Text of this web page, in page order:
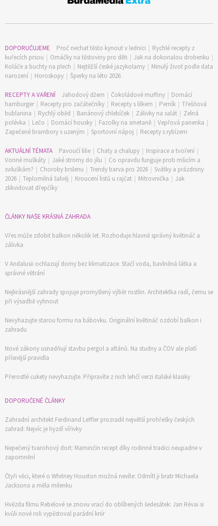
DOPORUČUJEME Proč nechat těsto kynout v lednici | Rychlé recepty z
kuřecích prsou | Omáčky na těstoviny pro děti | Jak na dokonalou drobenku |
Koláče a buchty na plech | Nejtěžší české jazykolamy | Minulý život podle data
narození | Horoskopy | Šperky na léto 2026
RECEPTY A VAŘENÍ Jahodový džem | Čokoládové muffiny | Domácí
hamburger | Recepty pro začátečníky | Recepty s lilkem | Perník | Třešňová
bublanina | Rychlý oběd | Banánový chlebíček | Zálivky na salát | Zelná
polévka | Lečo | Domácí housky | Fazolky na smetaně | Vepřová panenka |
Zapečené brambory s uzeným | Sportovní nápoj | Recepty s rybízem
AKTUÁLNÍ TÉMATA Pavoučí lilie | Chaty a chalupy | Inspirace a tvoření |
Vonné muškáty | Jaké stromy do jílu | Co opravdu funguje proti mšicím a
sviluškám? | Choroby brslenu | Trendy barva pro 2026 | Svátky a prázdniny
2026 | Teplomilná šalvěj | Kroucení listů u rajčat | Mitrovnička | Jak
zlikvidovat dřepčíky
ČLÁNKY NAŠE KRÁSNÁ ZAHRADA
Vřes může zdobit balkon několik let. Rozhoduje hlavně správný květináč a
zálivka
V Andalusii ochlazují domy bez klimatizace. Stačí voda, bavlněná látka a
správné větrání
Nejkrásnější zahrady spojuje promyšlený výběr rostlin. Architektka radí, čemu se
při výsadbě vyhnout
Nevyhazujte starou formu na bábovku. Originální květináč ozdobí balkon i
zahradu
Nové zákony usnadňují stavbu pergol a altánů. Na studny a ČOV ale platí
přísnější pravidla
Přerostlé cukety nevyhazujte. Připravíte z nich lehčí verzi italské klasiky
DOPORUČENÉ ČLÁNKY
Zahradní architekt Ferdinand Leffler prozradil největší prohřešky českých
zahrad: Nejvíc je hyzdí vířivky
Nepečený tvarohový dort: Maminčin recept díky rodinné tradici neupadne v
zapomnění
Čtyři věci, které o Whitney Houston možná nevíte: Odmítl ji bratr Michaela
Jacksona a měla milenku
Hvězda filmu Rebelové se znovu vrací do oblíbených šedesátek: Jan Révai si
kvůli nové roli vypěstoval parádní knír